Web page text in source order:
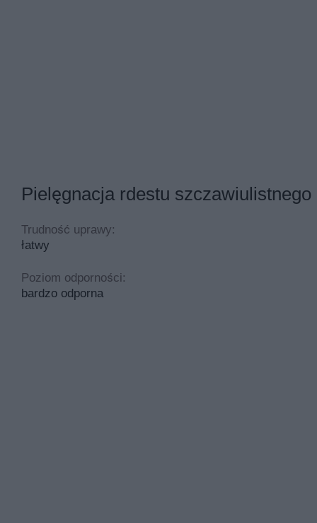
Pielęgnacja rdestu szczawiulistnego
Trudność uprawy:
łatwy
Poziom odporności:
bardzo odporna